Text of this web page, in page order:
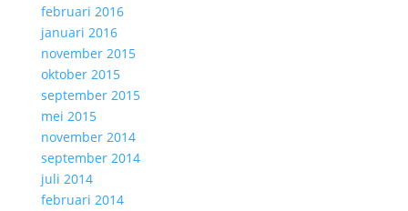
februari 2016
januari 2016
november 2015
oktober 2015
september 2015
mei 2015
november 2014
september 2014
juli 2014
februari 2014